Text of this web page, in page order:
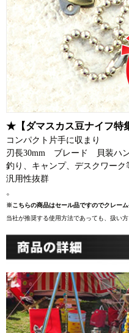
★【ダマスカス豆ナイフ特
コンパクト片手に収まり
刃長30mm ブレード 貝装ハ
釣り、キャンプ、デスクワーク
汎用性抜群
。
※こちらの商品はセール品ですのでクレー
当社が推奨する使用方法であっても、扱い